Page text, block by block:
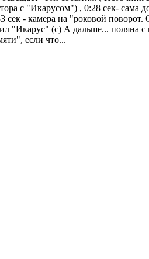
с "Икарусом") , 0:28 сек- сама
сек - камера на "роковой поворот.
"Икарус" (с) А дальше... поляна
если что...